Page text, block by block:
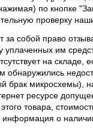
по кнопке
проверку
за собой право
уплаченных им
на складе,
обнаружились
брак микросхемы),
ресурсе
товара,
о